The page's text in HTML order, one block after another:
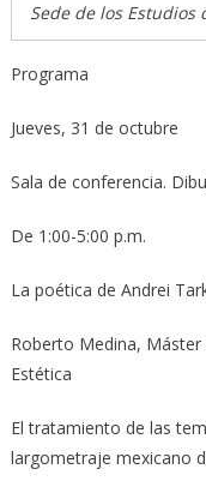
Sede de los Estudios
Programa
Jueves, 31 de octubre
Sala de conferencia.
De 1:00-5:00 p.m.
La poética de Andrei
Roberto Medina,
Estética
El tratamiento de las
largometraje mexicano